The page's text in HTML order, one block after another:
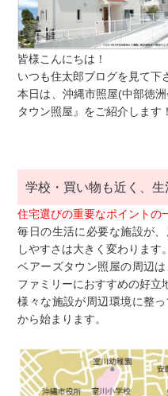
皆様こんにちは！
いつも住太郎ブログを見て下
本日は、沖縄市照屋(中部徳
タウン照屋』をご紹介します！
学校・買い物も近く、生
住宅選びの重要なポイントの
毎日の生活に必要な施設が
しやすさは大きく変わります。
ベアーズタウン照屋の周辺
ファミリーにおすすめの好立
様々な施設が周辺環境に整
から始まります。